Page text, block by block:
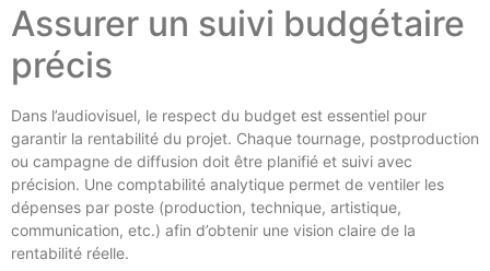
Assurer un suivi budgétaire
précis
Dans l’audiovisuel, le respect du budget est essentiel pour
garantir la rentabilité du projet. Chaque tournage, postproduction
ou campagne de diffusion doit être planifié et suivi avec
précision. Une comptabilité analytique permet de ventiler les
dépenses par poste (production, technique, artistique,
communication, etc.) afin d’obtenir une vision claire de la
rentabilité réelle.